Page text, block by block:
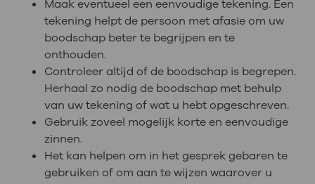
Maak eventueel een eenvoudige tekening. Een
tekening helpt de persoon met afasie om uw
boodschap beter te begrijpen en te
onthouden.
Controleer altijd of de boodschap is begrepen.
Herhaal zo nodig de boodschap met behulp
van uw tekening of wat u hebt opgeschreven.
Gebruik zoveel mogelijk korte en eenvoudige
zinnen.
Het kan helpen om in het gesprek gebaren te
gebruiken of om aan te wijzen waarover u